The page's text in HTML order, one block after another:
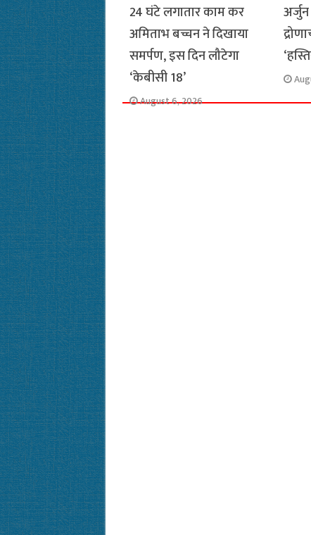
24 घंटे लगातार काम कर
अमिताभ बच्चन ने दिखाया
समर्पण, इस दिन लौटेगा
‘केबीसी 18’
August 6, 2026